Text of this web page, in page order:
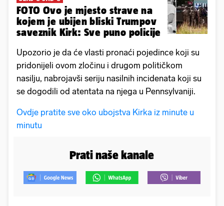
FOTO Ovo je mjesto strave na
kojem je ubijen bliski Trumpov
saveznik Kirk: Sve puno policije
Upozorio je da će vlasti pronaći pojedince koji su
pridonijeli ovom zločinu i drugom političkom
nasilju, nabrojavši seriju nasilnih incidenata koji su
se dogodili od atentata na njega u Pennsylvaniji.
Ovdje pratite sve oko ubojstva Kirka iz minute u
minutu
Prati naše kanale